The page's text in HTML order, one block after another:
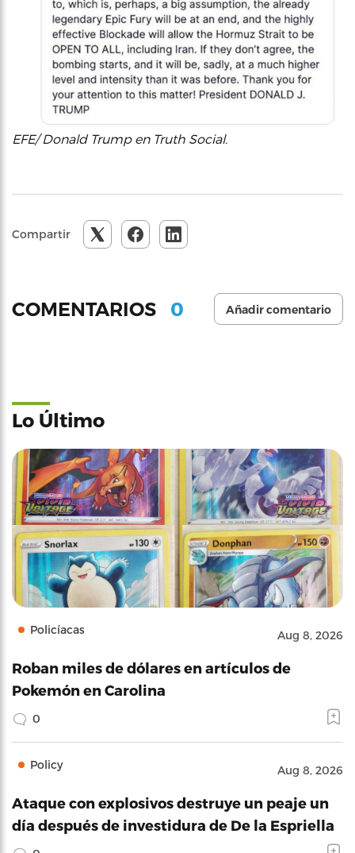
EFE/ Donald Trump en Truth Social.
Compartir
COMENTARIOS 0 Añadir comentario
Lo Último
Policíacas Aug 8, 2026
Roban miles de dólares en artículos de
Pokemón en Carolina
0
Policy Aug 8, 2026
Ataque con explosivos destruye un peaje un
día después de investidura de De la Espriella